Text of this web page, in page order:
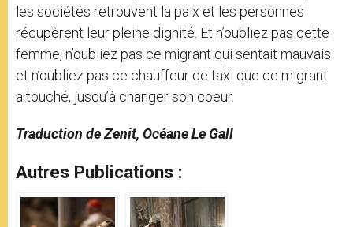
les sociétés retrouvent la paix et les personnes
récupèrent leur pleine dignité. Et n’oubliez pas cette
femme, n’oubliez pas ce migrant qui sentait mauvais
et n’oubliez pas ce chauffeur de taxi que ce migrant
a touché, jusqu’à changer son coeur.
Traduction de Zenit, Océane Le Gall
Autres Publications :